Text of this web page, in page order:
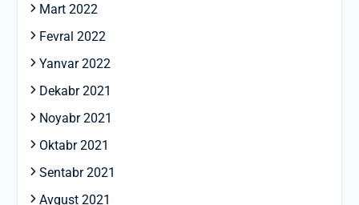
Mart 2022
Fevral 2022
Yanvar 2022
Dekabr 2021
Noyabr 2021
Oktabr 2021
Sentabr 2021
Avgust 2021